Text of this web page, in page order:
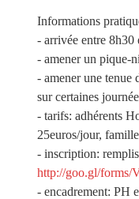
Informations
- arrivée entre 8h30
- amener un pique-
- amener une tenue
sur certaines
- tarifs: adhérents
25euros/jour,
- inscription:
http://goo.gl/forms/
- encadrement: PH